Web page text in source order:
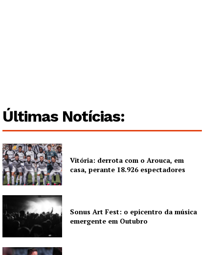
Institucional
Artigos
Edição Digital
Europa
Grande Entrevista
Publicidade
Quero ser Assinante
Últimas Notícias:
Vitória: derrota com o Arouca, em
casa, perante 18.926 espectadores
Sonus Art Fest: o epicentro da música
emergente em Outubro